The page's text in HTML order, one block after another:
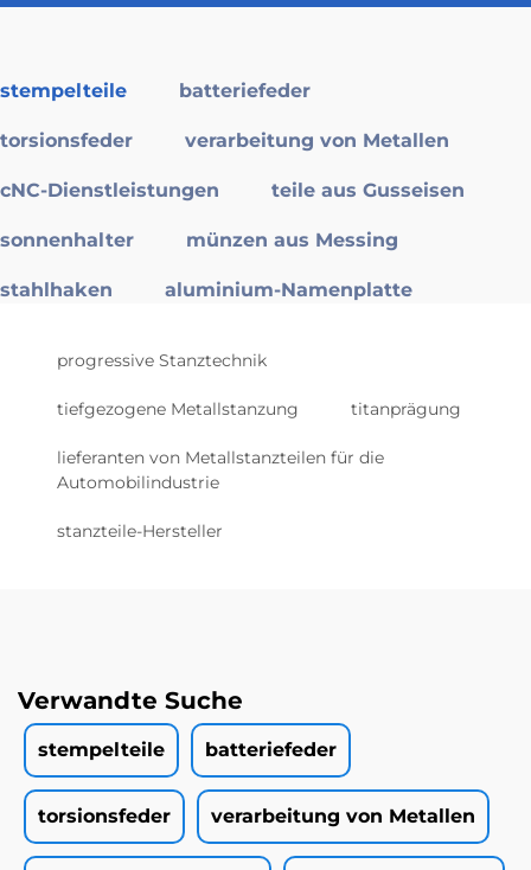
stempelteile batteriefeder
torsionsfeder verarbeitung von Metallen
cNC-Dienstleistungen teile aus Gusseisen
sonnenhalter münzen aus Messing
stahlhaken aluminium-Namenplatte
progressive Stanztechnik
tiefgezogene Metallstanzung titanprägung
lieferanten von Metallstanzteilen für die
Automobilindustrie
stanzteile-Hersteller
Verwandte Suche
stempelteile batteriefeder
torsionsfeder verarbeitung von Metallen